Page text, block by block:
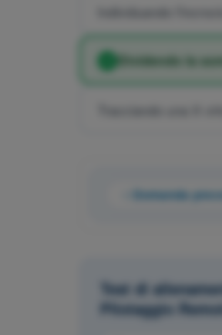
Individuando
Dividendo la
Tracciando una X
Domanda
Test di
Pilotaggio